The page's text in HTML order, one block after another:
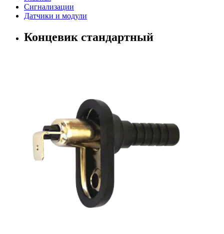
Сигнализации
Датчики и модули
Концевик стандартный